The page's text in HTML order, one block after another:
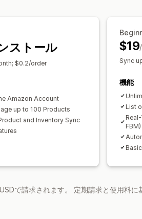
ストール
$0.2/order
Amazon Account
up to 100 Products
and Inventory Sync
$19
Sync
機能
List
FBM)
で請求されます。 定期請求と使用料